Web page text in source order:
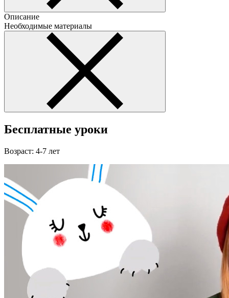
Описание
Необходимые материалы
Бесплатные уроки
Возраст: 4-7 лет